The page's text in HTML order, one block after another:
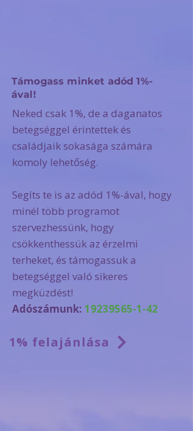
Támogass minket adód 1%-
ával!
Neked csak 1%, de a daganatos
betegséggel érintettek és
családjaik sokasága számára
komoly lehetőség.
Segíts te is az adód 1%-ával, hogy
minél több programot
szervezhessünk, hogy
csökkenthessük az érzelmi
terheket, és támogassuk a
betegséggel való sikeres
megküzdést!
Adószámunk: 19239565-1-42
1% felajánlása